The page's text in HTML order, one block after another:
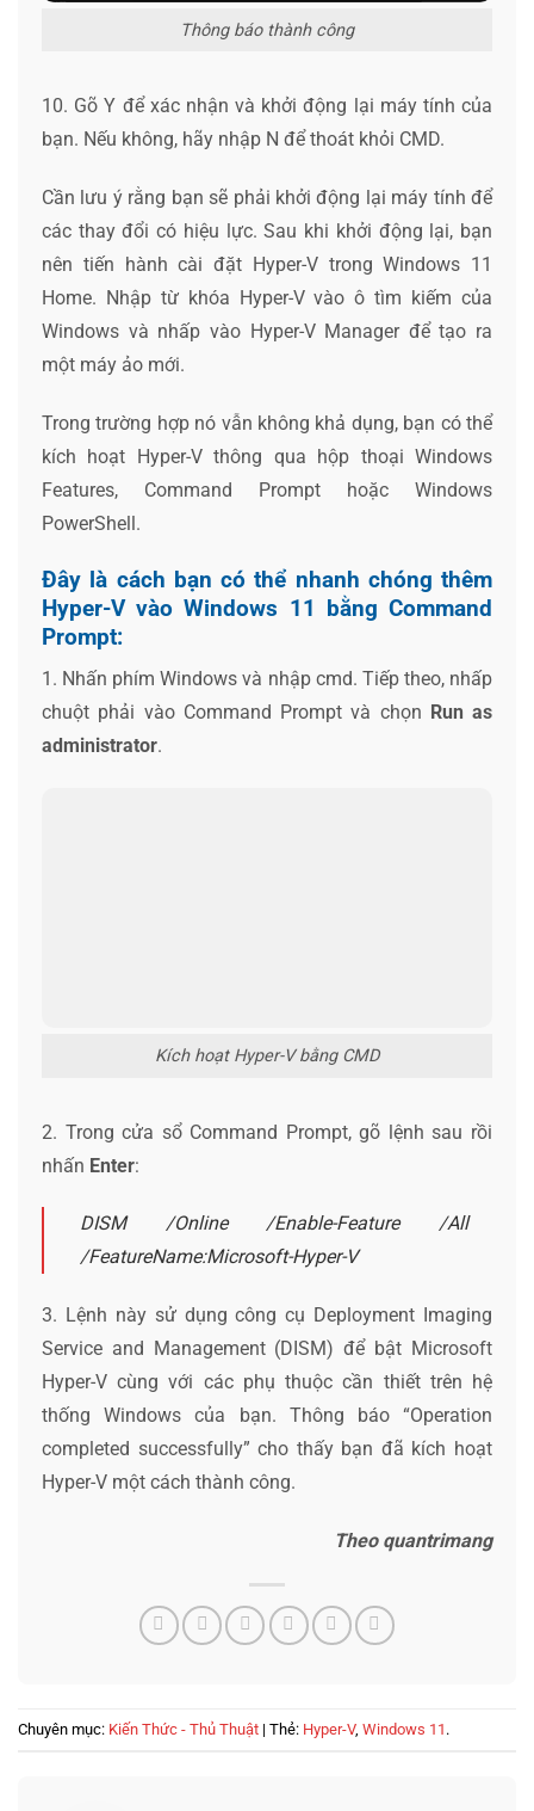
Thông báo thành công
10. Gõ Y để xác nhận và khởi động lại máy tính của
bạn. Nếu không, hãy nhập N để thoát khỏi CMD.
Cần lưu ý rằng bạn sẽ phải khởi động lại máy tính để
các thay đổi có hiệu lực. Sau khi khởi động lại, bạn
nên tiến hành cài đặt Hyper-V trong Windows 11
Home. Nhập từ khóa Hyper-V vào ô tìm kiếm của
Windows và nhấp vào Hyper-V Manager để tạo ra
một máy ảo mới.
Trong trường hợp nó vẫn không khả dụng, bạn có thể
kích hoạt Hyper-V thông qua hộp thoại Windows
Features, Command Prompt hoặc Windows
PowerShell.
Đây là cách bạn có thể nhanh chóng thêm
Hyper-V vào Windows 11 bằng Command
Prompt:
1. Nhấn phím Windows và nhập cmd. Tiếp theo, nhấp
chuột phải vào Command Prompt và chọn Run as
administrator.
Kích hoạt Hyper-V bằng CMD
2. Trong cửa sổ Command Prompt, gõ lệnh sau rồi
nhấn Enter:
DISM /Online /Enable-Feature /All
/FeatureName:Microsoft-Hyper-V
3. Lệnh này sử dụng công cụ Deployment Imaging
Service and Management (DISM) để bật Microsoft
Hyper-V cùng với các phụ thuộc cần thiết trên hệ
thống Windows của bạn. Thông báo “Operation
completed successfully” cho thấy bạn đã kích hoạt
Hyper-V một cách thành công.
Theo quantrimang
Chuyên mục: Kiến Thức - Thủ Thuật | Thẻ: Hyper-V, Windows 11 .